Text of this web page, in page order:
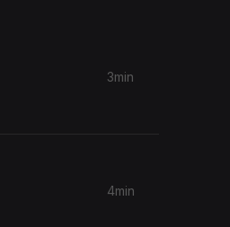
3min
4min